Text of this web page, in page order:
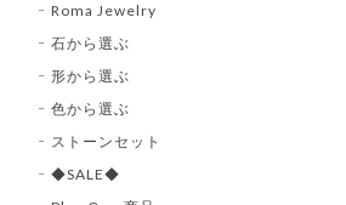
Roma Jewelry
石から選ぶ
形から選ぶ
色から選ぶ
ストーンセット
◆SALE◆